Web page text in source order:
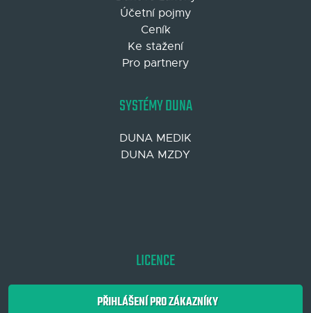
Účetní pojmy
Ceník
Ke stažení
Pro partnery
SYSTÉMY DUNA
DUNA MEDIK
DUNA MZDY
LICENCE
PŘIHLÁŠENÍ PRO ZÁKAZNÍKY